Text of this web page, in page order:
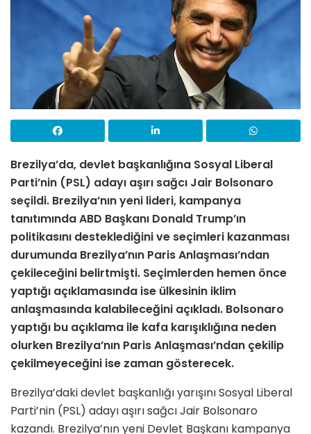
Brezilya’da, devlet başkanlığına Sosyal Liberal
Parti’nin (PSL) adayı aşırı sağcı Jair Bolsonaro
seçildi. Brezilya’nın yeni lideri, kampanya
tanıtımında ABD Başkanı Donald Trump’ın
politikasını desteklediğini ve seçimleri kazanması
durumunda Brezilya’nın Paris Anlaşması’ndan
çekileceğini belirtmişti. Seçimlerden hemen önce
yaptığı açıklamasında ise ülkesinin iklim
anlaşmasında kalabileceğini açıkladı. Bolsonaro
yaptığı bu açıklama ile kafa karışıklığına neden
olurken Brezilya’nın Paris Anlaşması’ndan çekilip
çekilmeyeceğini ise zaman gösterecek.
Brezilya’daki devlet başkanlığı yarışını Sosyal Liberal
Parti’nin (PSL) adayı aşırı sağcı Jair Bolsonaro
kazandı. Brezilya’nın yeni Devlet Başkanı kampanya